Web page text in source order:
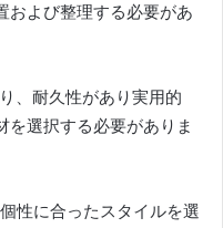
および整理する必要があ
、耐久性があり実用的
を選択する必要がありま
性に合ったスタイルを選